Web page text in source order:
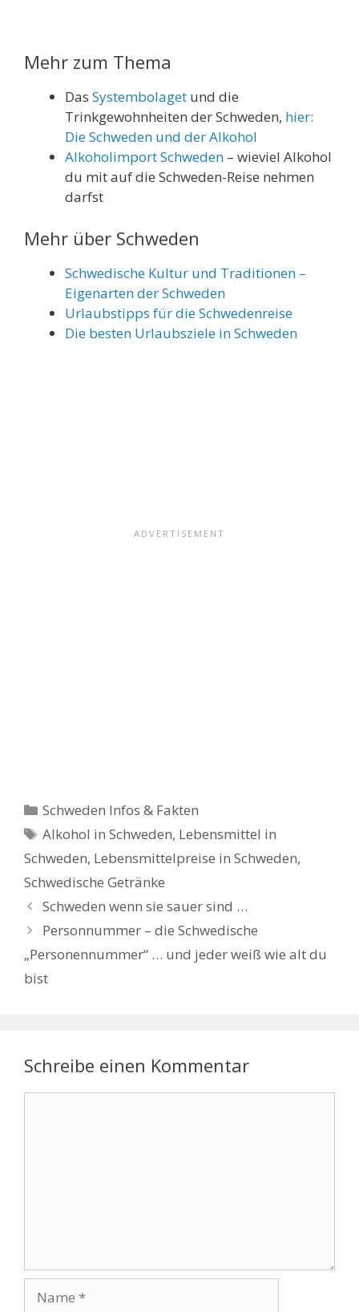
Mehr zum Thema
Das Systembolaget und die
Trinkgewohnheiten der Schweden, hier:
Die Schweden und der Alkohol
Alkoholimport Schweden – wieviel Alkohol
du mit auf die Schweden-Reise nehmen
darfst
Mehr über Schweden
Schwedische Kultur und Traditionen –
Eigenarten der Schweden
Urlaubstipps für die Schwedenreise
Die besten Urlaubsziele in Schweden
Kategorien
Schweden Infos & Fakten
Schlagwörter
Alkohol in Schweden, Lebensmittel in
Schweden, Lebensmittelpreise in Schweden,
Schwedische Getränke
Schweden wenn sie sauer sind …
Personnummer – die Schwedische
„Personennummer“ … und jeder weiß wie alt du
bist
Schreibe einen Kommentar